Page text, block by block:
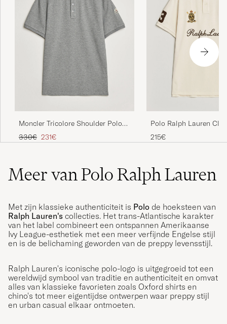
Moncler Tricolore Shoulder Polo
Light Grey
Reguliere prijs
330€ Verlaagd prijs
231€
Polo Ralph Lauren
Team Polo Guide
215€
Meer van Polo Ralph Lauren
Met zijn klassieke authenticiteit is Polo de hoeksteen van
Ralph Lauren's collecties. Het trans-Atlantische karakter
van het label combineert een ontspannen Amerikaanse
Ivy League-esthetiek met een meer verfijnde Engelse stijl
en is de belichaming geworden van de preppy levensstijl.
Ralph Lauren's iconische polo-logo is uitgegroeid tot een
wereldwijd symbool van traditie en authenticiteit en omvat
alles van klassieke favorieten zoals Oxford shirts en
chino's tot meer eigentijdse ontwerpen waar preppy stijl
en urban casual elkaar ontmoeten.